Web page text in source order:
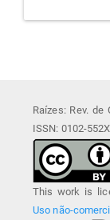
Raízes: Rev. de
ISSN: 0102-
This work is
Uso não-